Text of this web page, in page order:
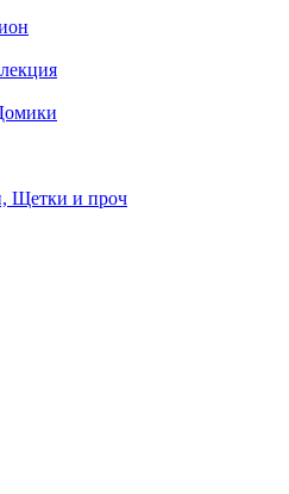
Щетки и проч